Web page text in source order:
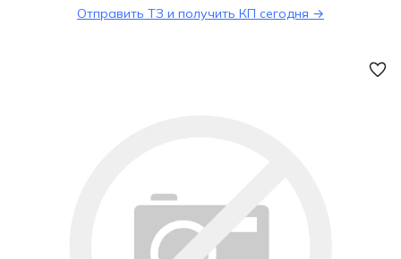
Отправить ТЗ и получить КП сегодня →